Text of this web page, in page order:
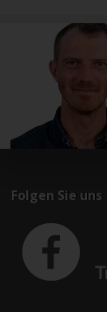
Folgen Sie uns